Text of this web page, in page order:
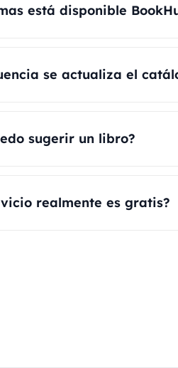
está disponible
se actualiza el
sugerir un libro?
realmente es gratis?